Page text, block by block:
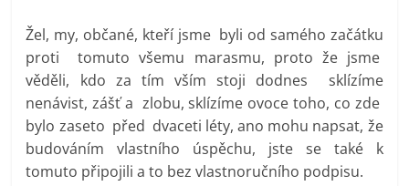
Žel, my, občané, kteří jsme byli od samého začátku
proti tomuto všemu marasmu, proto že jsme
věděli, kdo za tím vším stoji dodnes sklízíme
nenávist, zášť a zlobu, sklízíme ovoce toho, co zde
bylo zaseto před dvaceti léty, ano mohu napsat, že
budováním vlastního úspěchu, jste se také k
tomuto připojili a to bez vlastnoručního podpisu.